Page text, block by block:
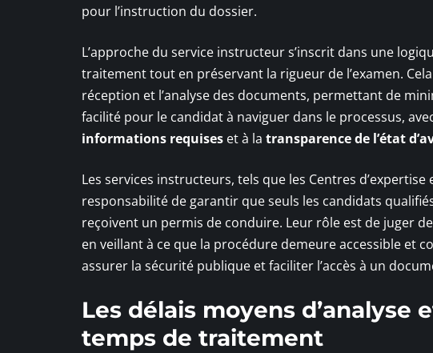
pour l’instruction du dossier.
L’approche du service instructeur s’inscrit dans une
traitement tout en préservant la rigueur de l’examen.
réception et l’analyse des documents, permettant de
facilité pour le candidat à naviguer dans le processus,
informations requises et à la transparence de l’état
Les services instructeurs, tels que les Centres
responsabilité de garantir que seuls les candidats
reçoivent un permis de conduire. Leur rôle est de juger
en veillant à ce que la procédure demeure accessible et
assurer la sécurité publique et faciliter l’accès à un
Les délais moyens
temps de traitement